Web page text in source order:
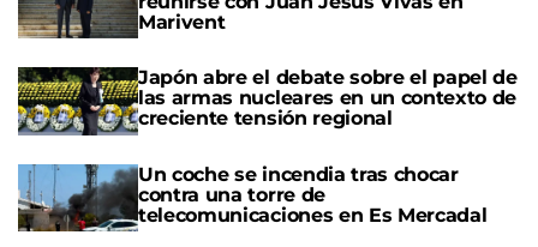
Marivent
Japón abre el debate sobre el papel de
las armas nucleares en un contexto de
creciente tensión regional
Un coche se incendia tras chocar
contra una torre de
telecomunicaciones en Es Mercadal